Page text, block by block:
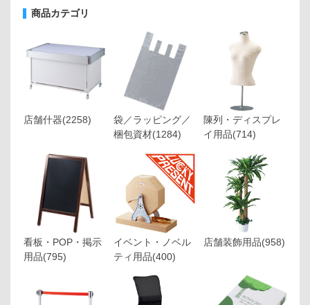
商品カテゴリ
店舗什器(2258)
袋／ラッピング／
梱包資材(1284)
陳列・ディスプレ
イ用品(714)
看板・POP・掲示
用品(795)
イベント・ノベル
ティ用品(400)
店舗装飾用品(958)